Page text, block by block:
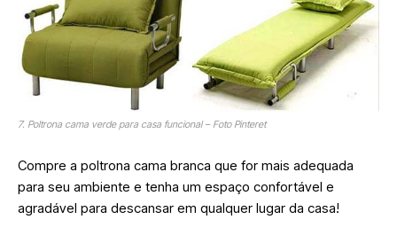
7. Poltrona cama verde para casa funcional – Foto Pinteret
Compre a poltrona cama branca que for mais adequada
para seu ambiente e tenha um espaço confortável e
agradável para descansar em qualquer lugar da casa!